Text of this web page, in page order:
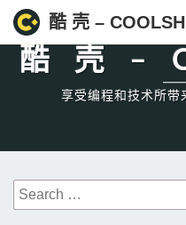
酷 壳 –
酷 壳 –
享受编程和技术所带
Search
for: